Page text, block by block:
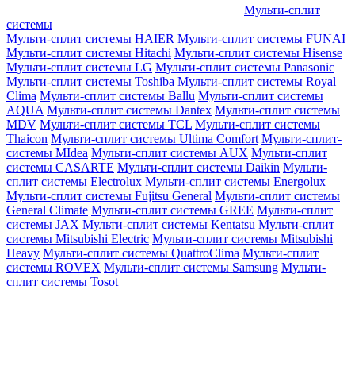
Мульти-сплит
системы
Мульти-сплит системы HAIER Мульти-сплит системы FUNAI
Мульти-сплит системы Hitachi Мульти-сплит системы Hisense
Мульти-сплит системы LG Мульти-сплит системы Panasonic
Мульти-сплит системы Toshiba Мульти-сплит системы Royal
Clima Мульти-сплит системы Ballu Мульти-сплит системы
AQUA Мульти-сплит системы Dantex Мульти-сплит системы
MDV Мульти-сплит системы TCL Мульти-сплит системы
Thaicon Мульти-сплит системы Ultima Comfort Мульти-сплит-
системы MIdea Мульти-сплит системы AUX Мульти-сплит
системы CASARTE Мульти-сплит системы Daikin Мульти-
сплит системы Electrolux Мульти-сплит системы Energolux
Мульти-сплит системы Fujitsu General Мульти-сплит системы
General Climate Мульти-сплит системы GREE Мульти-сплит
системы JAX Мульти-сплит системы Kentatsu Мульти-сплит
системы Mitsubishi Electric Мульти-сплит системы Mitsubishi
Heavy Мульти-сплит системы QuattroClima Мульти-сплит
системы ROVEX Мульти-сплит системы Samsung Мульти-
сплит системы Tosot